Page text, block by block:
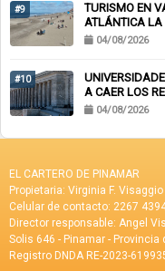
#9
TURISMO EN
ATLÁNTICA
04/08/2026
#10
A CAER LOS
04/08/2026
EL CARTERO DE PINAMAR
Propietaria: Virginia F. Visaggio
Celular de contacto: 2267
Director responsable: Angel
Solis 646 - Pinamar - Provincia
Registro DNDA RE-2023-